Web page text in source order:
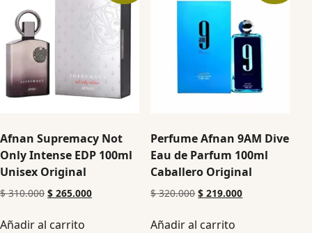
Afnan Supremacy Not
Only Intense EDP 100ml
Unisex Original
$310.000 $ 265.000
Añadir al carrito
Perfume Afnan 9AM Dive
Eau de Parfum 100ml
Caballero Original
$320.000 $ 219.000
Añadir al carrito